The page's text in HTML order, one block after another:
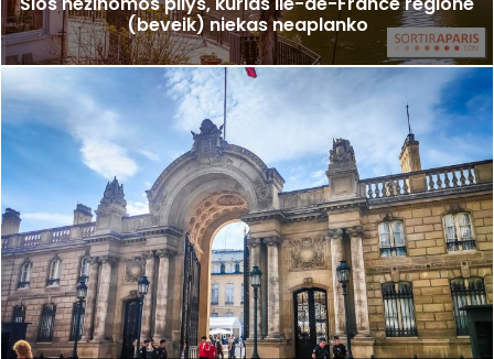
(beveik) niekas neaplanko